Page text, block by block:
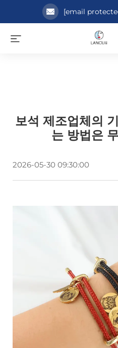
[email
보석 제조업체의
는 방법은
2026-05-30 09:30:00